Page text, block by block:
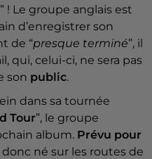
” ! Le groupe anglais est
d’enregistrer son
de “presque terminé”, il
qui, celui-ci, ne sera pas
son public.
dans sa tournée
Tour”, le groupe
album. Prévu pour
né sur les routes de